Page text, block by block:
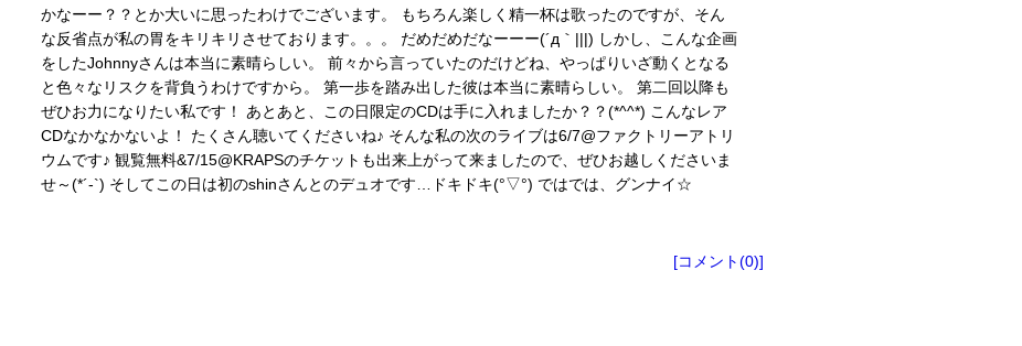
かなーー？？とか大いに思ったわけでございます。 もちろん楽しく精一杯は歌ったのですが、そん
な反省点が私の胃をキリキリさせております。。。 だめだめだなーーー(´д｀|||) しかし、こんな企画
をしたJohnnyさんは本当に素晴らしい。 前々から言っていたのだけどね、やっぱりいざ動くとなる
と色々なリスクを背負うわけですから。 第一歩を踏み出した彼は本当に素晴らしい。 第二回以降も
ぜひお力になりたい私です！ あとあと、この日限定のCDは手に入れましたか？？(*^^*) こんなレア
CDなかなかないよ！ たくさん聴いてくださいね♪ そんな私の次のライブは6/7@ファクトリーアトリ
ウムです♪ 観覧無料&7/15@KRAPSのチケットも出来上がって来ましたので、ぜひお越しくださいま
せ～(*´-`) そしてこの日は初のshinさんとのデュオです…ドキドキ(°▽°) ではでは、グンナイ☆
[コメント(0)]